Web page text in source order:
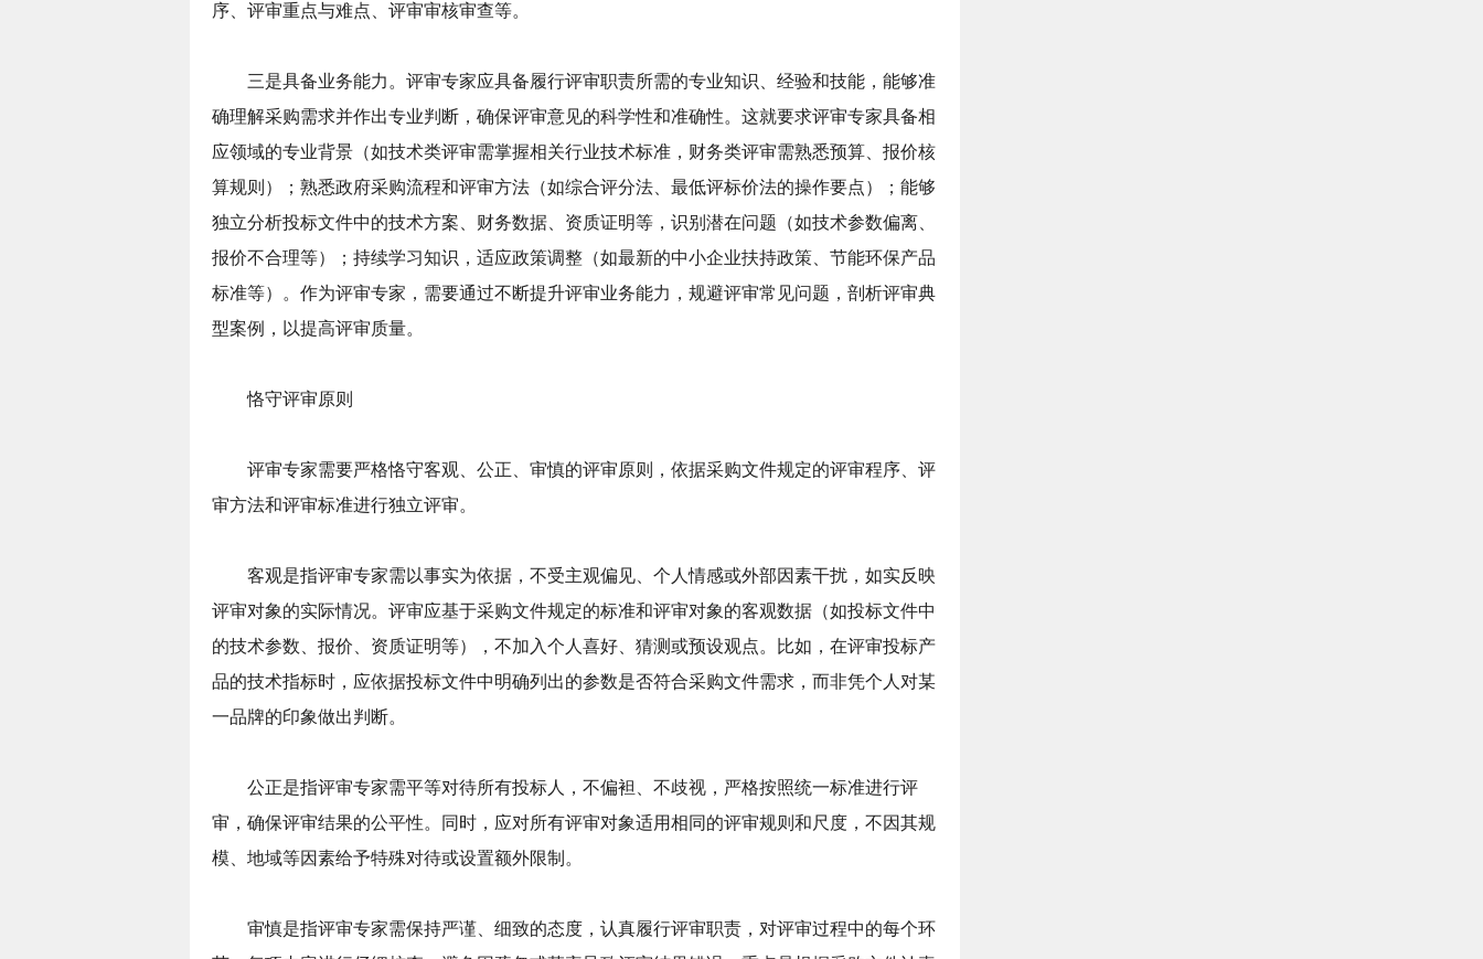
序、评审重点与难点、评审审核审查等。
三是具备业务能力。评审专家应具备履行评审职责所需的专业知识、经验和技能，能够准
确理解采购需求并作出专业判断，确保评审意见的科学性和准确性。这就要求评审专家具备相
应领域的专业背景（如技术类评审需掌握相关行业技术标准，财务类评审需熟悉预算、报价核
算规则）；熟悉政府采购流程和评审方法（如综合评分法、最低评标价法的操作要点）；能够
独立分析投标文件中的技术方案、财务数据、资质证明等，识别潜在问题（如技术参数偏离、
报价不合理等）；持续学习知识，适应政策调整（如最新的中小企业扶持政策、节能环保产品
标准等）。作为评审专家，需要通过不断提升评审业务能力，规避评审常见问题，剖析评审典
型案例，以提高评审质量。
恪守评审原则
评审专家需要严格恪守客观、公正、审慎的评审原则，依据采购文件规定的评审程序、评
审方法和评审标准进行独立评审。
客观是指评审专家需以事实为依据，不受主观偏见、个人情感或外部因素干扰，如实反映
评审对象的实际情况。评审应基于采购文件规定的标准和评审对象的客观数据（如投标文件中
的技术参数、报价、资质证明等），不加入个人喜好、猜测或预设观点。比如，在评审投标产
品的技术指标时，应依据投标文件中明确列出的参数是否符合采购文件需求，而非凭个人对某
一品牌的印象做出判断。
公正是指评审专家需平等对待所有投标人，不偏袒、不歧视，严格按照统一标准进行评
审，确保评审结果的公平性。同时，应对所有评审对象适用相同的评审规则和尺度，不因其规
模、地域等因素给予特殊对待或设置额外限制。
审慎是指评审专家需保持严谨、细致的态度，认真履行评审职责，对评审过程中的每个环